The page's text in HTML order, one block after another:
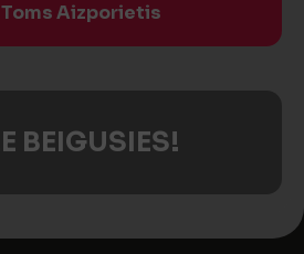
Toms Aizporietis
BEIGUSIES!